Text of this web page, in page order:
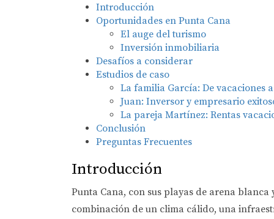
Introducción
Oportunidades en Punta Cana
El auge del turismo
Inversión inmobiliaria
Desafíos a considerar
Estudios de caso
La familia García: De vacaciones
Juan: Inversor y empresario
La pareja Martínez: Rentas
Conclusión
Preguntas Frecuentes
Introducción
Punta Cana, con sus playas de arena
combinación de un clima cálido, una